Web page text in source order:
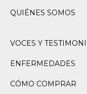
QUIÉNES SOMOS
VOCES Y
ENFERMEDADES
CÓMO COMPRAR